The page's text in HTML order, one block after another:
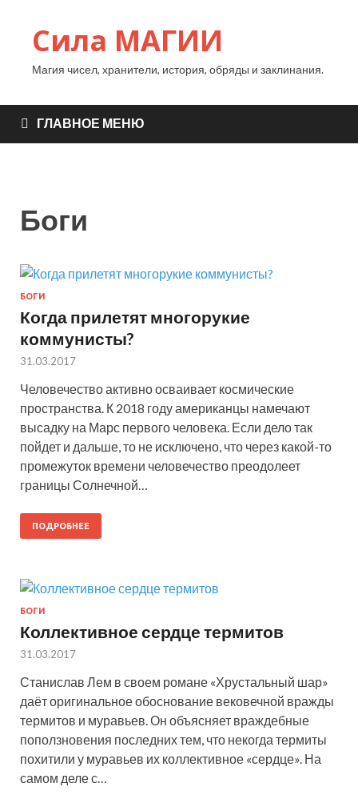
Сила МАГИИ
Магия чисел, хранители, история, обряды и заклинания.
ГЛАВНОЕ МЕНЮ
Боги
БОГИ
Когда прилетят многорукие
коммунисты?
31.03.2017
Человечество активно осваивает космические
пространства. К 2018 году американцы намечают
высадку на Марс первого человека. Если дело так
пойдет и дальше, то не исключено, что через какой-то
промежуток времени человечество преодолеет
границы Солнечной…
ПОДРОБНЕЕ
БОГИ
Коллективное сердце термитов
31.03.2017
Станислав Лем в своем романе «Хрустальный шар»
даёт оригинальное обоснование вековечной вражды
термитов и муравьев. Он объясняет враждебные
поползновения последних тем, что некогда термиты
похитили у муравьев их коллективное «сердце». На
самом деле с…